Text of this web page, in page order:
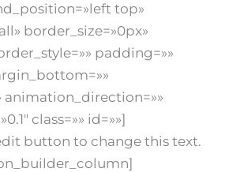
top»
border_size=»0px»
padding=»»
animation_direction=»»
class=»» id=»»]
button to change this text.